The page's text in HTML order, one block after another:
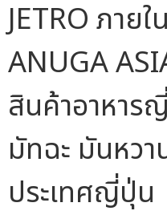
JETRO ภาย
ANUGA
สินค้าอาหาร
มัทฉะ มันหว
ประเทศญี่ปุ่น